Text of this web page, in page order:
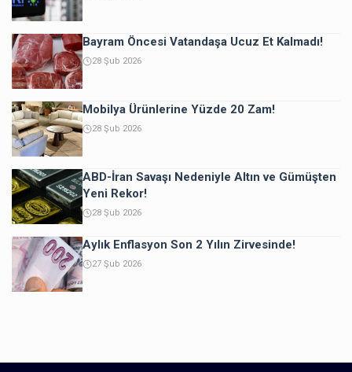
Bayram Öncesi Vatandaşa Ucuz Et Kalmadı!
28 Şub 2026
Mobilya Ürünlerine Yüzde 20 Zam!
28 Şub 2026
ABD-İran Savaşı Nedeniyle Altın ve Gümüşten
Yeni Rekor!
28 Şub 2026
Aylık Enflasyon Son 2 Yılın Zirvesinde!
27 Şub 2026